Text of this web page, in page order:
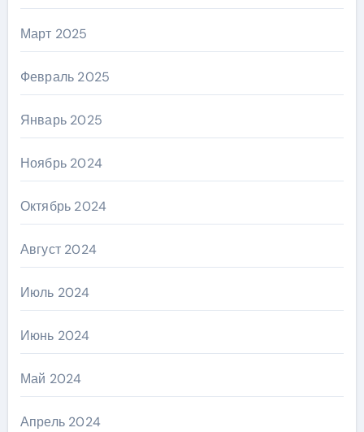
Март 2025
Февраль 2025
Январь 2025
Ноябрь 2024
Октябрь 2024
Август 2024
Июль 2024
Июнь 2024
Май 2024
Апрель 2024